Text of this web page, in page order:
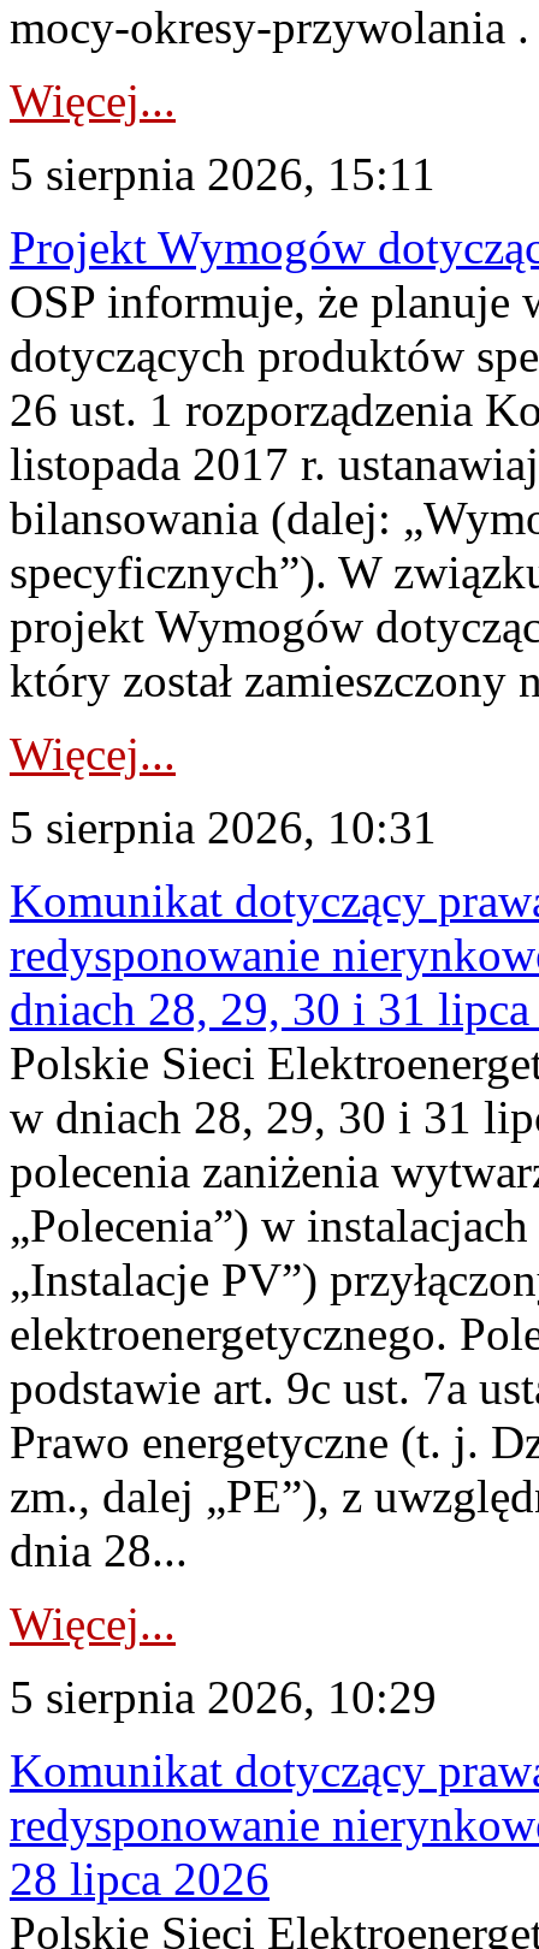
mocy-okresy-przywolania
Więcej...
5 sierpnia 2026, 15:11
Projekt Wymogów
OSP informuje, że planuje
dotyczących produktów
26 ust. 1 rozporządzenia
listopada 2017 r.
bilansowania (dalej:
specyficznych”). W
projekt Wymogów
który został zamieszczony
Więcej...
5 sierpnia 2026, 10:31
Komunikat dotyczący
redysponowanie
dniach 28, 29, 30 i 31
Polskie Sieci
w dniach 28, 29, 30 i 31
polecenia zaniżenia
„Polecenia”) w
„Instalacje PV”)
elektroenergetycznego.
podstawie art. 9c ust. 7a
Prawo energetyczne (t. j.
zm., dalej „PE”), z
dnia 28...
Więcej...
5 sierpnia 2026, 10:29
Komunikat dotyczący
redysponowanie
28 lipca 2026
Polskie Sieci